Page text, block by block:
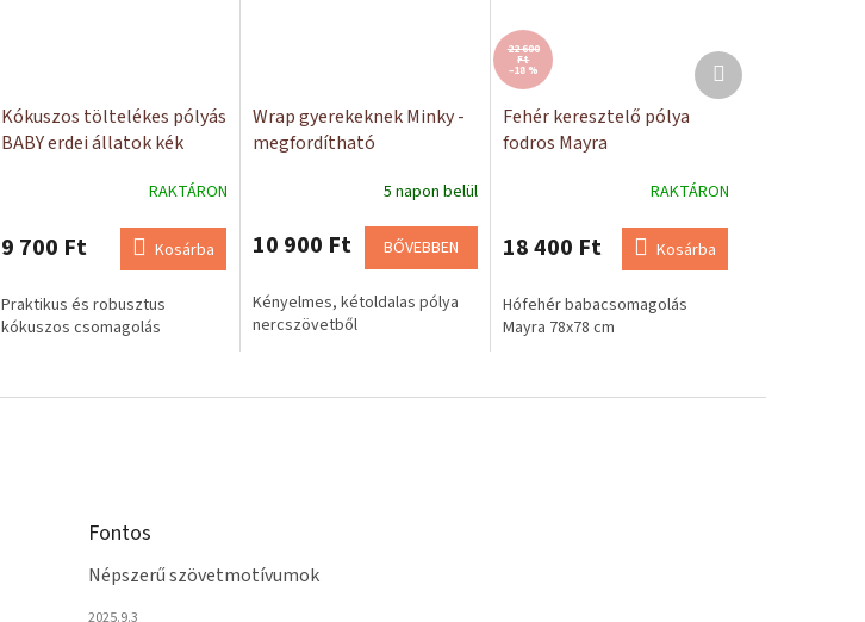
Kókuszos töltelékes pólyás
BABY erdei állatok kék
RAKTÁRON
9 700 Ft Kosárba
Praktikus és robusztus
kókuszos csomagolás
Wrap gyerekeknek Minky -
megfordítható
5 napon belül
10 900 Ft BŐVEBBEN
Kényelmes, kétoldalas pólya
nercszövetből
22 600
Ft
–18 %
Fehér keresztelő pólya
fodros Mayra
RAKTÁRON
18 400 Ft Kosárba
Hófehér babacsomagolás
Mayra 78x78 cm
Következő
termék
Fontos
Népszerű szövetmotívumok